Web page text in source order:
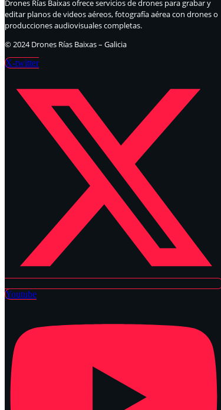
Drones Rías Baixas ofrece servicios de drones para grabar y
editar planos de videos aéreos, fotografía aérea con drones o
producciones audiovisuales completas.
© 2024 Drones Rías Baixas – Galicia
X-twitter
Youtube